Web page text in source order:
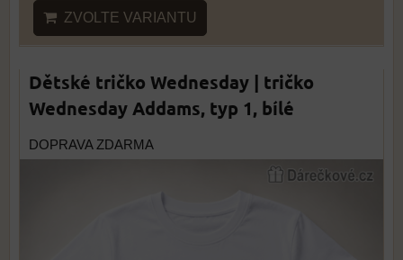
ZVOLTE VARIANTU
Dětské tričko Wednesday | tričko
Wednesday Addams, typ 1, bílé
DOPRAVA ZDARMA